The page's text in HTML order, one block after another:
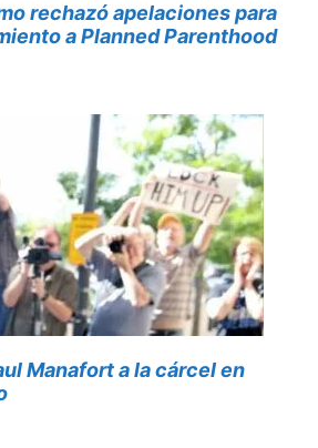
rechazó apelaciones para
a Planned Parenthood
Manafort a la cárcel en